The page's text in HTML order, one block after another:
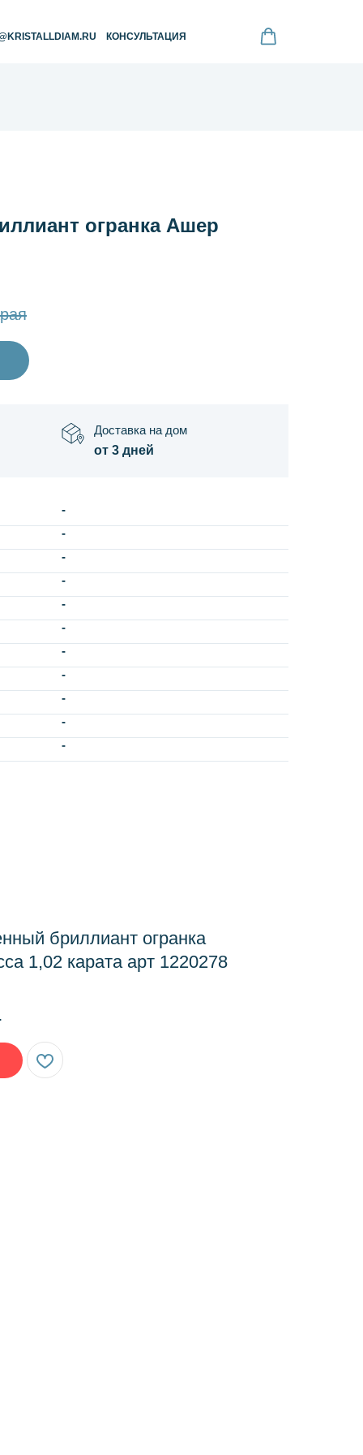
КОНСУЛЬТАЦИЯ
от 3 дней
Доставка на дом
огранка Ашер
-
-
-
-
-
-
-
-
-
-
-
бриллиант огранка
1,02 карата арт 1220278